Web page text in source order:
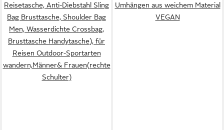
Reisetasche, Anti-Diebstahl Sling
Bag Brusttasche, Shoulder Bag
Men, Wasserdichte Crossbag,
Brusttasche Handytasche), für
Reisen Outdoor-Sportarten
wandern,Männer& Frauen(rechte
Schulter)
Umhängen aus weichem Material
VEGAN